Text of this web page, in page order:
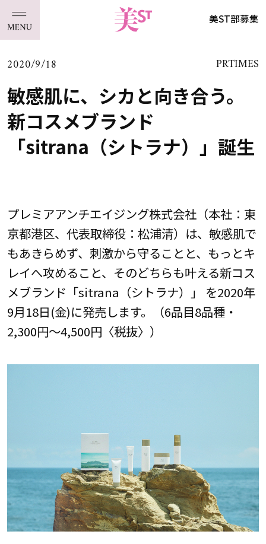
美ST部募集
2020/9/18 PRTIMES
敏感肌に、シカと向き合う。
新コスメブランド
「sitrana（シトラナ）」誕生
プレミアアンチエイジング株式会社（本社：東
京都港区、代表取締役：松浦清）は、敏感肌で
もあきらめず、刺激から守ることと、もっとキ
レイへ攻めること、そのどちらも叶える新コス
メブランド「sitrana（シトラナ）」 を2020年
9月18日(金)に発売します。（6品目8品種・
2,300円～4,500円〈税抜〉）